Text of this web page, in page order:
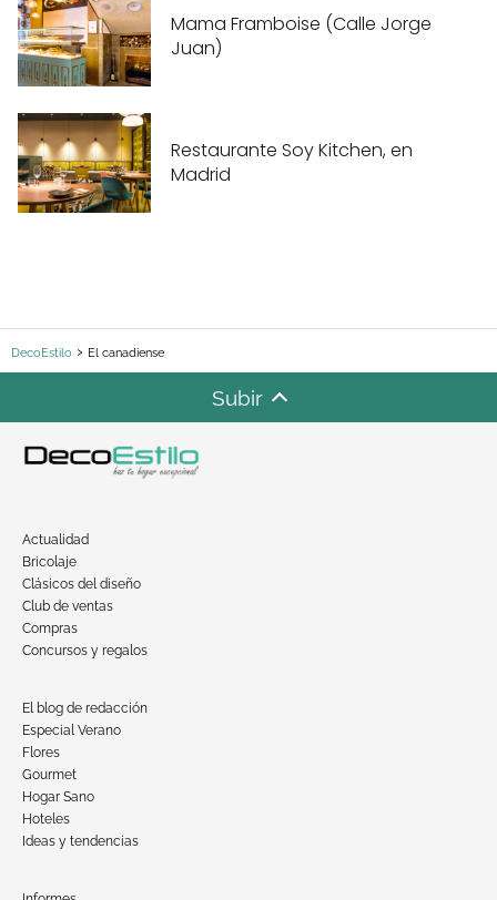
Mama Framboise (Calle Jorge
Juan)
Restaurante Soy Kitchen, en
Madrid
DecoEstilo El canadiense
Subir
Actualidad
Bricolaje
Clásicos del diseño
Club de ventas
Compras
Concursos y regalos
El blog de redacción
Especial Verano
Flores
Gourmet
Hogar Sano
Hoteles
Ideas y tendencias